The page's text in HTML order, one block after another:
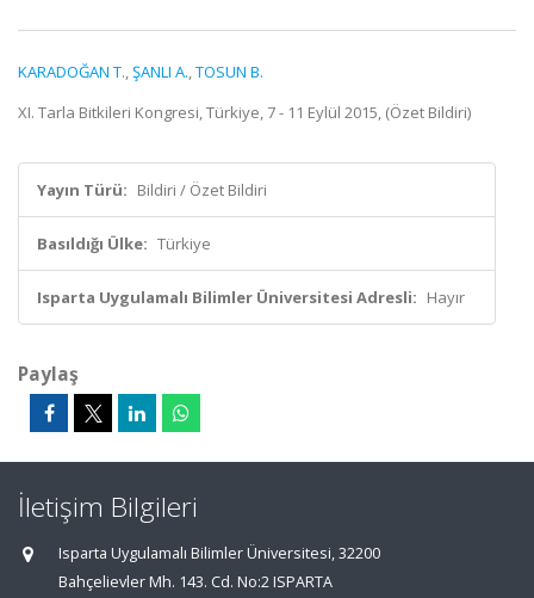
KARADOĞAN T.,ŞANLI A.,TOSUN B.
XI. Tarla Bitkileri Kongresi, Türkiye, 7 - 11 Eylül 2015, (Özet Bildiri)
Yayın Türü: Bildiri / Özet Bildiri
Basıldığı Ülke: Türkiye
Isparta Uygulamalı Bilimler Üniversitesi Adresli: Hayır
Paylaş
İletişim Bilgileri
Isparta Uygulamalı Bilimler Üniversitesi, 32200
Bahçelievler Mh. 143. Cd. No:2 ISPARTA